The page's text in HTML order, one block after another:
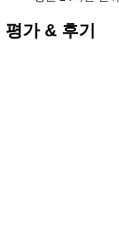
평가 & 후기